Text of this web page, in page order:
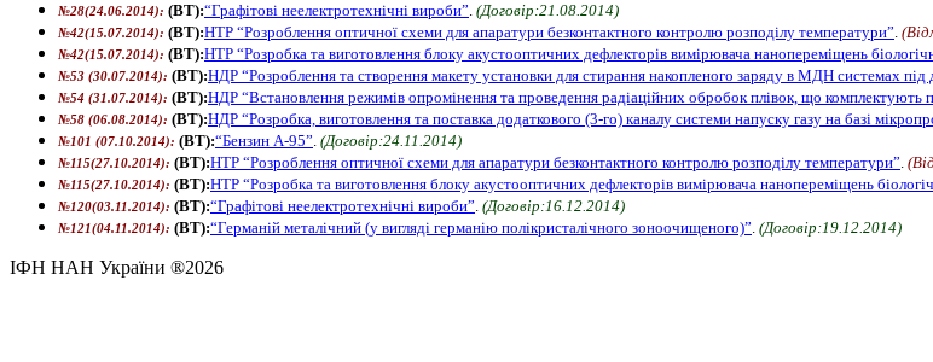
№28(24.06.2014): (ВТ):“Графітові неелектротехнічні вироби”. (Договір:21.08.2014)
№42(15.07.2014): (ВТ):НТР “Розроблення оптичної схеми для апаратури безконтактного контролю розподілу температури”.
№42(15.07.2014): (ВТ):НТР “Розробка та виготовлення блоку акустооптичних дефлекторів вимірювача нанопереміщень
№53 (30.07.2014): (ВТ):НДР “Розроблення та створення макету установки для стирання накопленого заряду в МДН системах
№54 (31.07.2014): (ВТ):НДР “Встановлення режимів опромінення та проведення радіаційних обробок плівок, що комплектують
№58 (06.08.2014): (ВТ):НДР “Розробка, виготовлення та поставка додаткового (3-го) каналу системи напуску газу на базі
№101 (07.10.2014): (ВТ):“Бензин А-95”. (Договір:24.11.2014)
№115(27.10.2014): (ВТ):НТР “Розроблення оптичної схеми для апаратури безконтактного контролю розподілу температури”.
№115(27.10.2014): (ВТ):НТР “Розробка та виготовлення блоку акустооптичних дефлекторів вимірювача нанопереміщень
№120(03.11.2014): (ВТ):“Графітові неелектротехнічні вироби”. (Договір:16.12.2014)
№121(04.11.2014): (ВТ):“Германій металічний (у вигляді германію полікристалічного зоноочищеного)”. (Договір:19.12.2014)
ІФН НАН України ®2026